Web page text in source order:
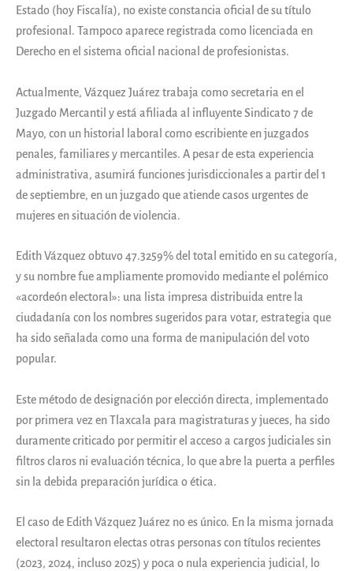
Estado (hoy Fiscalía), no existe constancia oficial de su título
profesional. Tampoco aparece registrada como licenciada en
Derecho en el sistema oficial nacional de profesionistas.
Actualmente, Vázquez Juárez trabaja como secretaria en el
Juzgado Mercantil y está afiliada al influyente Sindicato 7 de
Mayo, con un historial laboral como escribiente en juzgados
penales, familiares y mercantiles. A pesar de esta experiencia
administrativa, asumirá funciones jurisdiccionales a partir del 1
de septiembre, en un juzgado que atiende casos urgentes de
mujeres en situación de violencia.
Edith Vázquez obtuvo 47.3259% del total emitido en su categoría,
y su nombre fue ampliamente promovido mediante el polémico
«acordeón electoral»: una lista impresa distribuida entre la
ciudadanía con los nombres sugeridos para votar, estrategia que
ha sido señalada como una forma de manipulación del voto
popular.
Este método de designación por elección directa, implementado
por primera vez en Tlaxcala para magistraturas y jueces, ha sido
duramente criticado por permitir el acceso a cargos judiciales sin
filtros claros ni evaluación técnica, lo que abre la puerta a perfiles
sin la debida preparación jurídica o ética.
El caso de Edith Vázquez Juárez no es único. En la misma jornada
electoral resultaron electas otras personas con títulos recientes
(2023, 2024, incluso 2025) y poca o nula experiencia judicial, lo